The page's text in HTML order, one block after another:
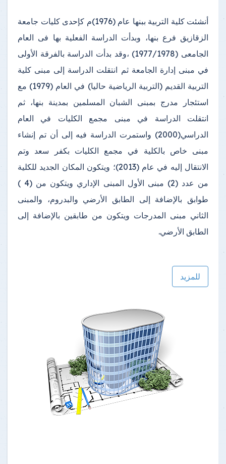
أنشئت كلية التربية ببنها عام (1976)م كإحدى كليات جامعة
الزقازيق فرع بنها، وبدأت الدراسة الفعلية بها فى العام
الجامعى (1977/1978) ،وقد بدأت الدراسة بالفرقة الأولى
في مبنى إدارة الجامعة ثم انتقلت الدراسة إلى مبنى كلية
التربية القديم (التربية الرياضية حاليا) في العام (1979) مع
استئجار مدرج بمبنى الشبان المسلمين بمدينة بنها، ثم
انتقلت الدراسة في مبنى مجمع الكليات في العام
الدراسي(2000) واستمرت الدراسة فيه إلى أن تم إنشاء
مبنى خاص بالكلية في مجمع الكليات بكفر سعد وتم
الانتقال إليه في عام (2013)؛ ويتكون المكان الجديد للكلية
من عدد (2) مبنى الأول المبنى الإداري ويتكون من (4 )
طوابق بالإضافة إلى الطابق الأرضي والبدروم، والمبنى
الثاني مبنى المدرجات ويتكون من طابقين بالإضافة إلى
الطابق الأرضي.
للمزيد